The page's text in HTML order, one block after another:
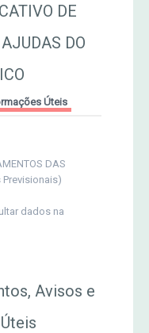
Agricultor 2000
AASM
DE SANTANA
DE
DO
Úteis
DAS
Previsionais)
dados na
Avisos e